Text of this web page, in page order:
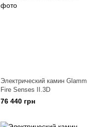
Электрический камин Glamm
Fire Senses II.3D
76 440 грн